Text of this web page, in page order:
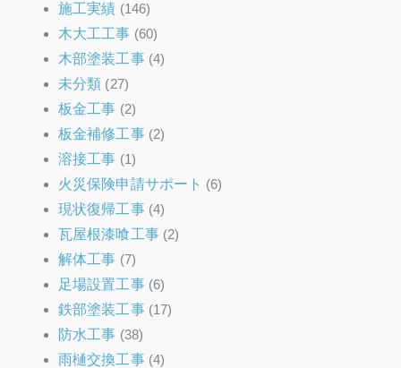
施工実績 (146)
木大工工事 (60)
木部塗装工事(4)
未分類 (27)
板金工事 (2)
板金補修工事(2)
溶接工事 (1)
火災保険申請サポート (6)
現状復帰工事(4)
瓦屋根漆喰工事(2)
解体工事 (7)
足場設置工事(6)
鉄部塗装工事(17)
防水工事 (38)
雨樋交換工事(4)